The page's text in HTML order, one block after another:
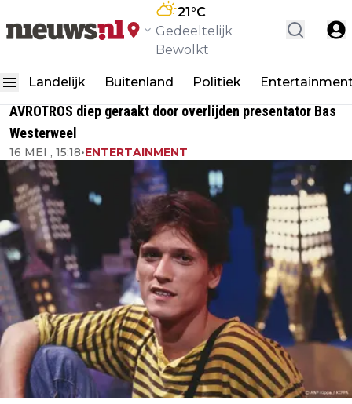
21°C
Gedeeltelijk
Bewolkt
Landelijk Buitenland Politiek
AVROTROS diep geraakt door overlijden presentator Bas
Westerweel
16 MEI , 15:18•ENTERTAINMENT